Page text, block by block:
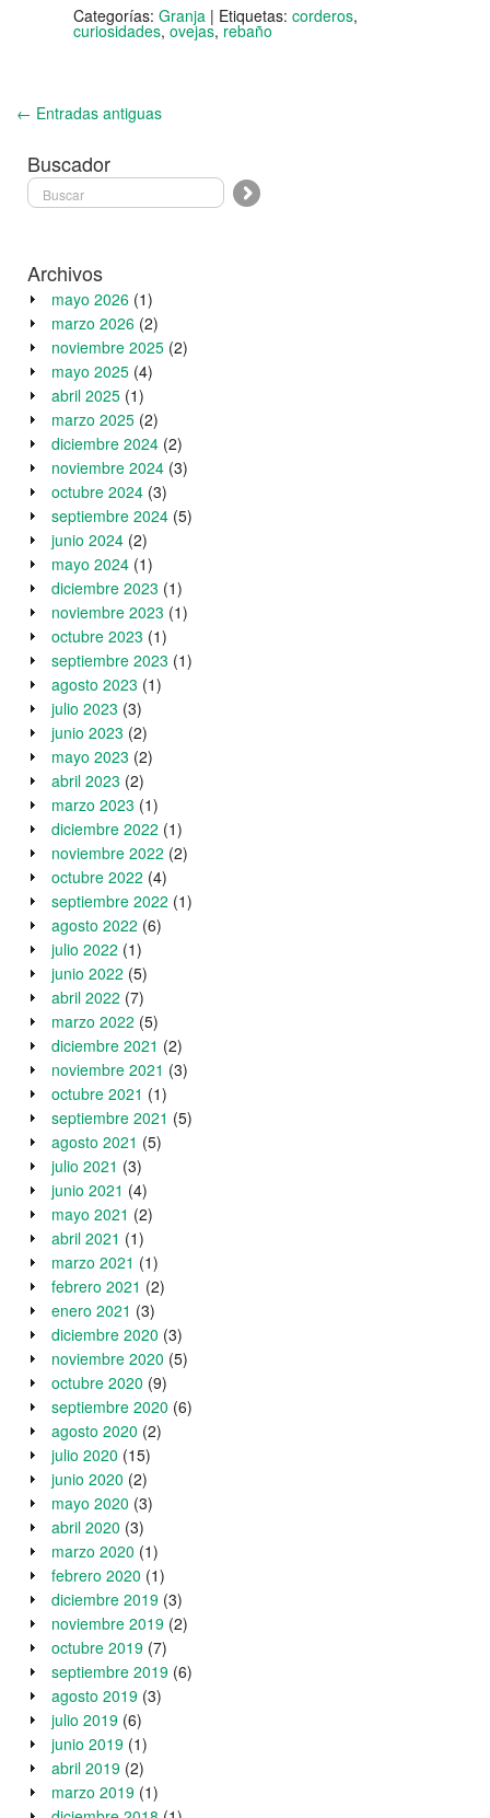
Categorías: Granja | Etiquetas: corderos,
curiosidades, ovejas, rebaño
← Entradas antiguas
Buscador
Archivos
mayo 2026 (1)
marzo 2026 (2)
noviembre 2025 (2)
mayo 2025 (4)
abril 2025 (1)
marzo 2025 (2)
diciembre 2024 (2)
noviembre 2024 (3)
octubre 2024 (3)
septiembre 2024 (5)
junio 2024 (2)
mayo 2024 (1)
diciembre 2023 (1)
noviembre 2023 (1)
octubre 2023 (1)
septiembre 2023 (1)
agosto 2023 (1)
julio 2023 (3)
junio 2023 (2)
mayo 2023 (2)
abril 2023 (2)
marzo 2023 (1)
diciembre 2022 (1)
noviembre 2022 (2)
octubre 2022 (4)
septiembre 2022 (1)
agosto 2022 (6)
julio 2022 (1)
junio 2022 (5)
abril 2022 (7)
marzo 2022 (5)
diciembre 2021 (2)
noviembre 2021 (3)
octubre 2021 (1)
septiembre 2021 (5)
agosto 2021 (5)
julio 2021 (3)
junio 2021 (4)
mayo 2021 (2)
abril 2021 (1)
marzo 2021 (1)
febrero 2021 (2)
enero 2021 (3)
diciembre 2020 (3)
noviembre 2020 (5)
octubre 2020 (9)
septiembre 2020 (6)
agosto 2020 (2)
julio 2020 (15)
junio 2020 (2)
mayo 2020 (3)
abril 2020 (3)
marzo 2020 (1)
febrero 2020 (1)
diciembre 2019 (3)
noviembre 2019 (2)
octubre 2019 (7)
septiembre 2019 (6)
agosto 2019 (3)
julio 2019 (6)
junio 2019 (1)
abril 2019 (2)
marzo 2019 (1)